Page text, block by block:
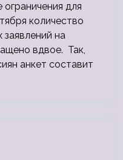
для
количество
на
вдвое. Так,
анкет составит